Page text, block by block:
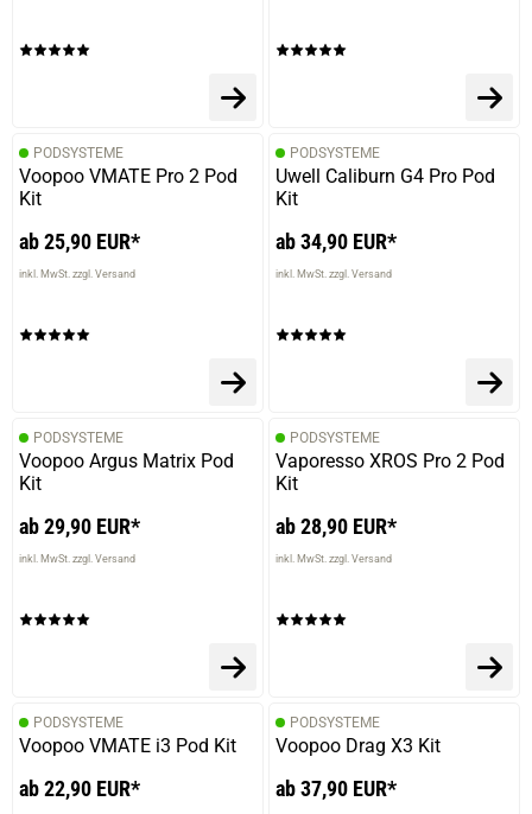
PODSYSTEME
Voopoo VMATE Pro 2 Pod
Kit
ab 25,90 EUR*
inkl. MwSt. zzgl. Versand
PODSYSTEME
Uwell Caliburn G4 Pro Pod
Kit
ab 34,90 EUR*
inkl. MwSt. zzgl. Versand
PODSYSTEME
Voopoo Argus Matrix Pod
Kit
ab 29,90 EUR*
inkl. MwSt. zzgl. Versand
PODSYSTEME
Vaporesso XROS Pro 2 Pod
Kit
ab 28,90 EUR*
inkl. MwSt. zzgl. Versand
PODSYSTEME
Voopoo VMATE i3 Pod Kit
ab 22,90 EUR*
PODSYSTEME
Voopoo Drag X3 Kit
ab 37,90 EUR*